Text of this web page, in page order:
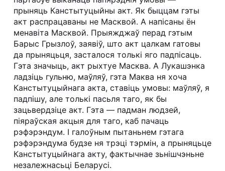
прыняць Канстытуцыйны акт. Як быццам гэты
акт распрацаваны не Масквой. А напісаны ён
менавіта Масквой. Прыяжджаў перад гэтым
Барыс Грызлоў, заявіў, што акт цалкам гатовы
да прыняцьця, засталося толькі яго падпісаць.
Гэта значыць, акт рыхтуе Масква. А Лукашэнка
ладзіць гульню, маўляў, гэта Маква ня хоча
Канстытуцыйнага акта, ставіць умовы: маўляў, я
падпішу, але толькі пасьля таго, як бы
зацьвердзіце акт. Гэта — падман людзей,
піяраўская акцыя для таго, каб пачаць
рэфэрэндум. І галоўным пытаньнем гэтага
рэфэрэндума будзе ня трэці тэрмін, а прыняцьце
Канстытуцыйнага акту, фактычнае зьнішчэньне
незалежнасьці Беларусі.